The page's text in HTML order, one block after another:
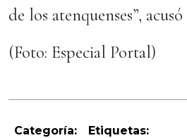
de los atenquenses”,
(Foto: Especial Portal)
Categoría:
Etiquetas: